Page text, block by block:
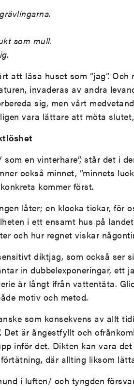
som mull.
att läsa huset som ”jag”.
invaderas av andra
sig, men vårt
vara lättare att möta
en vinterhare”, står det i
också minnet, ”minnets
kommer först.
låter; en klocka tickar, för
i ett ensamt hus på
och hur regnet viskar
diktjag, som också ser
in dubbelexponeringar, ett
är långt ifrån vattentäta.
motiv och metod.
som konsekvens av allt
Det är ångestfyllt och
inför det. Dikten kan vara
där allting liksom
i luften/ och tyngden